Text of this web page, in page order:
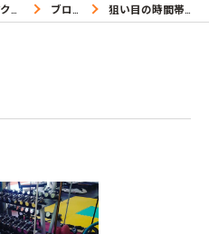
ブログ 狙い目の時間帯！